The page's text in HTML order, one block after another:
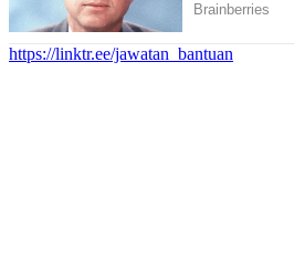
https://linktr.ee/jawatan_bantuan